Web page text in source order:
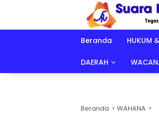
Beranda HUKUM
DAERAH
Beranda WAHANA